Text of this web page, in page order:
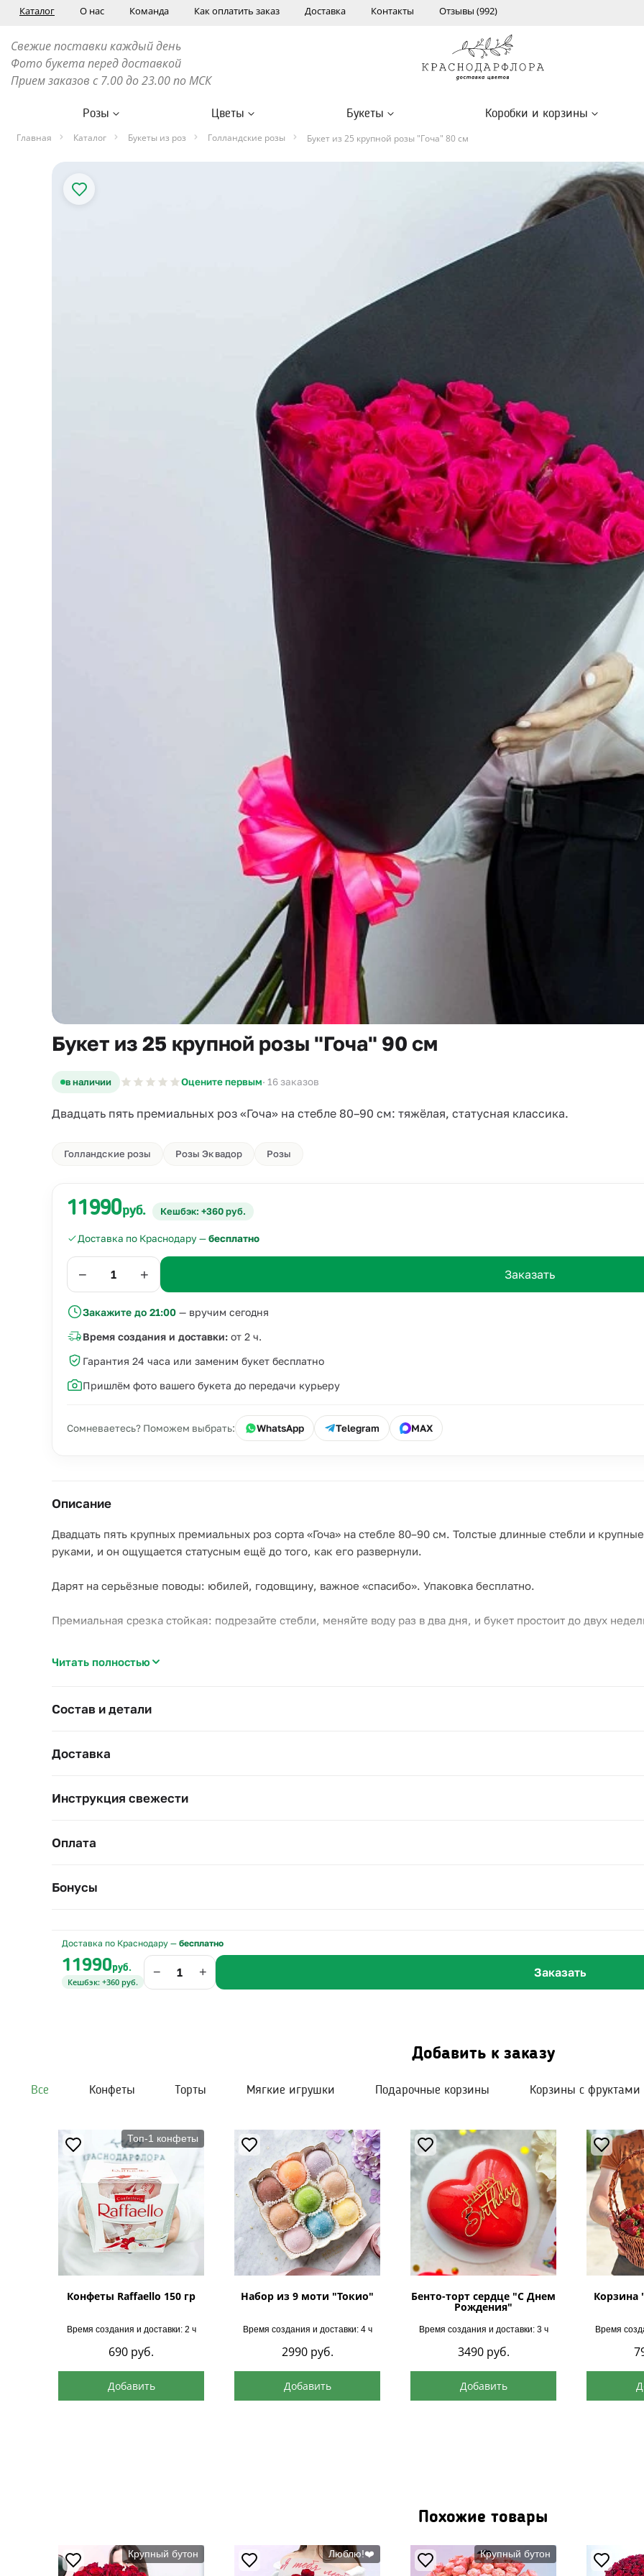
Каталог О нас Команда Как оплатить заказ Доставка Контакты Отзывы (992)
Свежие поставки каждый день
Фото букета перед доставкой
Прием заказов с 7.00 до 23.00 по МСК
Розы Цветы Букеты Коробки и корзины
Главная Каталог Букеты из роз Голландские розы Букет из 25 крупной розы "Гоча" 80 см
Букет из 25 крупной розы "Гоча" 90 см
в наличии Оцените первым· 16 заказов
Двадцать пять премиальных роз «Гоча» на стебле 80–90 см: тяжёлая, статусная классика.
Голландские розы Розы Эквадор Розы
11990руб. Кешбэк: +360 руб.
Доставка по Краснодару —бесплатно
− + Заказать
Закажите до 21:00 — вручим сегодня
Время создания и доставки: от 2 ч.
Гарантия 24 часа или заменим букет бесплатно
Пришлём фото вашего букета до передачи курьеру
Сомневаетесь? Поможем выбрать: WhatsApp Telegram MAX
Описание
Двадцать пять крупных премиальных роз сорта «Гоча» на стебле 80–90 см. Толстые длинные стебли и
руками, и он ощущается статусным ещё до того, как его развернули.
Дарят на серьёзные поводы: юбилей, годовщину, важное «спасибо». Упаковка бесплатно.
Премиальная срезка стойкая: подрезайте стебли, меняйте воду раз в два дня, и букет простоит до двух
Читать полностью
Состав и детали
Доставка
Инструкция свежести
Оплата
Бонусы
Доставка по Краснодару — бесплатно
11990руб.
Кешбэк: +360 руб.
− + Заказать
Добавить к заказу
Все Конфеты Торты Мягкие игрушки Подарочные корзины Корзины с фруктами
Топ-1 конфеты
Конфеты Raffaello 150 гр
Время создания и доставки: 2 ч
690 руб.
Добавить
Набор из 9 моти "Токио"
Время создания и доставки: 4 ч
2990 руб.
Добавить
Бенто-торт сердце "С Днем
Рождения"
Время создания и доставки: 3 ч
3490 руб.
Добавить
Корзина
Время
Похожие товары
Крупный бутон Люблю!❤️ Крупный бутон